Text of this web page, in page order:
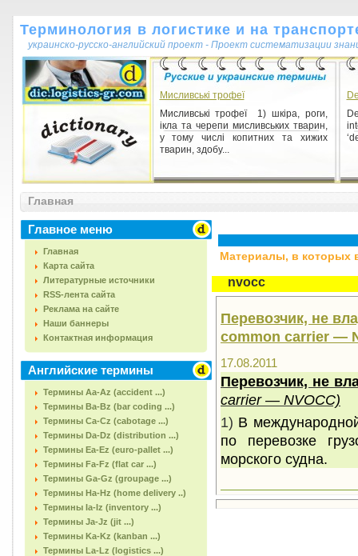
Терминология в логистике и на
украинско-русско-английский проект - Проект систематизации
Мисливські трофеї
Мисливські трофеї 1) шкіра, роги,
ікла та черепи мисливських тварин,
у тому числі копитних та хижих
тварин, здобу...
Главная
Главное меню
Главная
Карта сайта
Литературные источники
RSS-лента сайта
Реклама на сайте
Наши баннеры
Контактная информация
Английские термины
Термины Aa-Az (accident ...)
Термины Ba-Bz (bar coding ...)
Термины Ca-Cz (cabotage ...)
Термины Da-Dz (distribution ...)
Термины Ea-Ez (euro-pallet ...)
Термины Fa-Fz (flat car ...)
Термины Ga-Gz (groupage ...)
Термины Ha-Hz (home delivery ..)
Термины Ia-Iz (inventory ...)
Термины Ja-Jz (jit ...)
Термины Ka-Kz (kanban ...)
Термины La-Lz (logistics ...)
Материалы, в которых
nvocс
Перевозчик, не
common carrier —
17.08.2011
Перевозчик, не
carrier— NVOCС)
1) В
по перевозке
морского судна.